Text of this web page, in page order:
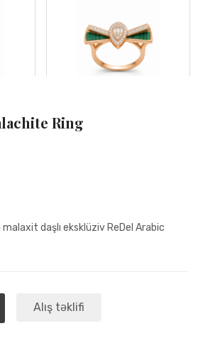
Ring
malaxit daşlı eksklüziv ReDel Arabic
Alış təklifi